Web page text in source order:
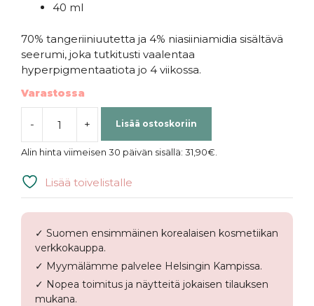
40 ml
70% tangeriiniuutetta ja 4% niasiiniamidia sisältävä
seerumi, joka tutkitusti vaalentaa
hyperpigmentaatiota jo 4 viikossa.
Varastossa
-
Goodal
|
Green
Tangerine
Spot
Care
Serum
määrä
+ Lisää ostoskoriin
Alin hinta viimeisen 30 päivän sisällä: 31,90€.
Lisää toivelistalle
✓ Suomen ensimmäinen korealaisen kosmetiikan
verkkokauppa.
✓ Myymälämme palvelee Helsingin Kampissa.
✓ Nopea toimitus ja näytteitä jokaisen tilauksen
mukana.